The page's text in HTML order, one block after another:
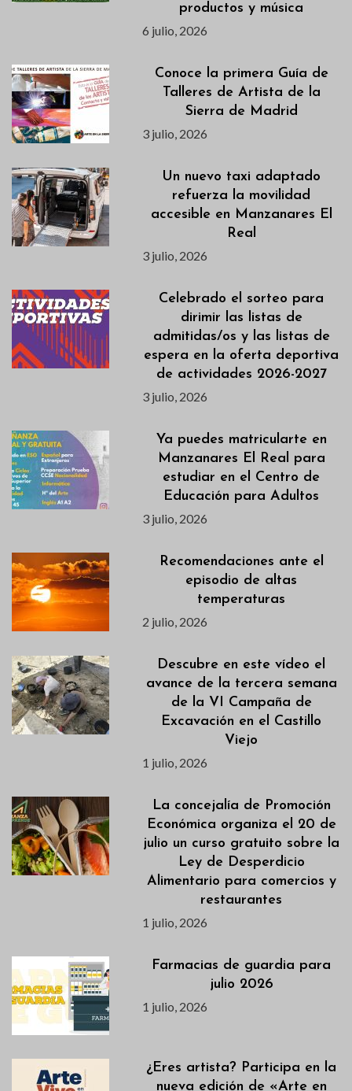
productos y música
6 julio, 2026
Conoce la primera Guía de
Talleres de Artista de la
Sierra de Madrid
3 julio, 2026
Un nuevo taxi adaptado
refuerza la movilidad
accesible en Manzanares El
Real
3 julio, 2026
Celebrado el sorteo para
dirimir las listas de
admitidas/os y las listas de
espera en la oferta deportiva
de actividades 2026-2027
3 julio, 2026
Ya puedes matricularte en
Manzanares El Real para
estudiar en el Centro de
Educación para Adultos
3 julio, 2026
Recomendaciones ante el
episodio de altas
temperaturas
2 julio, 2026
Descubre en este vídeo el
avance de la tercera semana
de la VI Campaña de
Excavación en el Castillo
Viejo
1 julio, 2026
La concejalía de Promoción
Económica organiza el 20 de
julio un curso gratuito sobre la
Ley de Desperdicio
Alimentario para comercios y
restaurantes
1 julio, 2026
Farmacias de guardia para
julio 2026
1 julio, 2026
¿Eres artista? Participa en la
nueva edición de «Arte en